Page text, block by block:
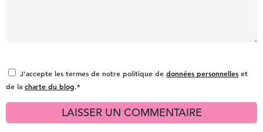
J'accepte les termes de notre politique de données personnelles et
de la charte du blog.*